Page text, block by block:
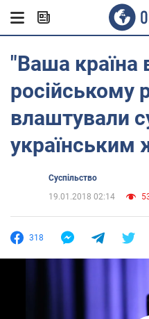
"Ваша країна
російському
влаштували
українським
Суспільство
19.01.2018 02:14
318